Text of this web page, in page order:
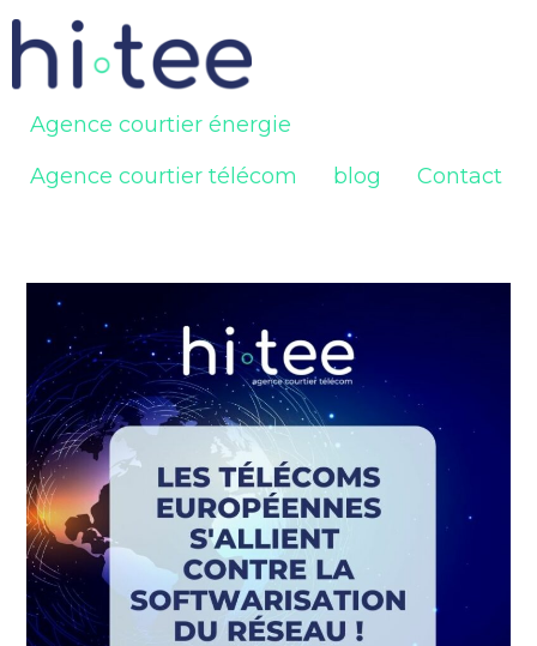
Agence courtier énergie
Agence courtier télécom
blog Contact